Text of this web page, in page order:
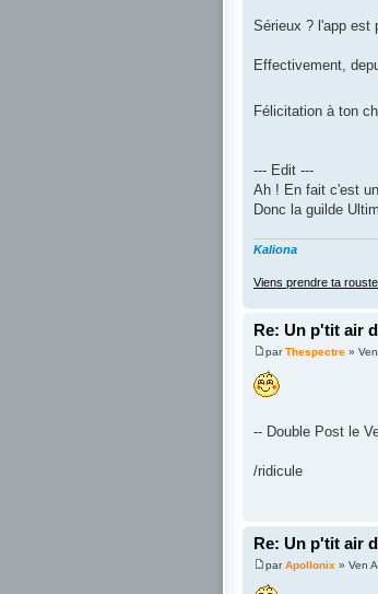
Sérieux ? l'app est
Effectivement,
Félicitation à ton
--- Edit ---
Ah ! En fait c'est
Donc la guilde
Kaliona
Viens prendre ta
Re: Un p'tit air
parThespectre »
-- Double Post le
/ridicule
Re: Un p'tit air
parApollonix » Ven